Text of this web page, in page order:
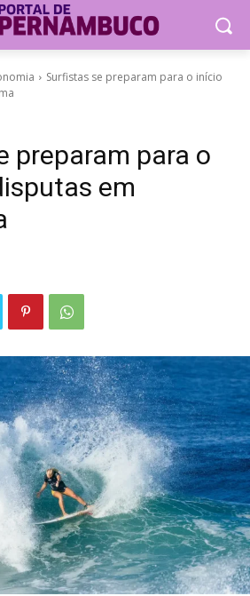
Surfistas se preparam para o início
preparam para o
em